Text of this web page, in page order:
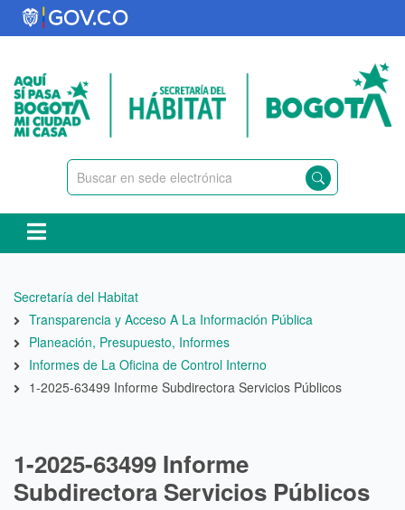
Pasar
al
principal
Ruta
de
navegación
Secretaría del Habitat
Transparencia y Acceso A La Información Pública
Planeación, Presupuesto, Informes
Informes de La Oficina de Control Interno
1-2025-63499 Informe Subdirectora Servicios Públicos
1-2025-63499 Informe
Subdirectora Servicios Públicos